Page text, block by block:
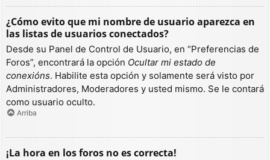
¿Cómo evito que mi nombre de usuario aparezca en
las listas de usuarios conectados?
Desde su Panel de Control de Usuario, en “Preferencias de
Foros”, encontrará la opción Ocultar mi estado de
conexións. Habilite esta opción y solamente será visto por
Administradores, Moderadores y usted mismo. Se le contará
como usuario oculto.
Arriba
¡La hora en los foros no es correcta!